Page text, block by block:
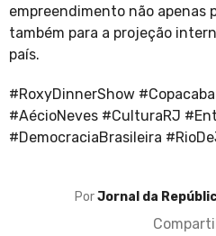
empreendimento não apenas
também para a projeção
país.
#RoxyDinnerShow
#AécioNeves #CulturaRJ
#DemocraciaBrasileira
PorJornal da